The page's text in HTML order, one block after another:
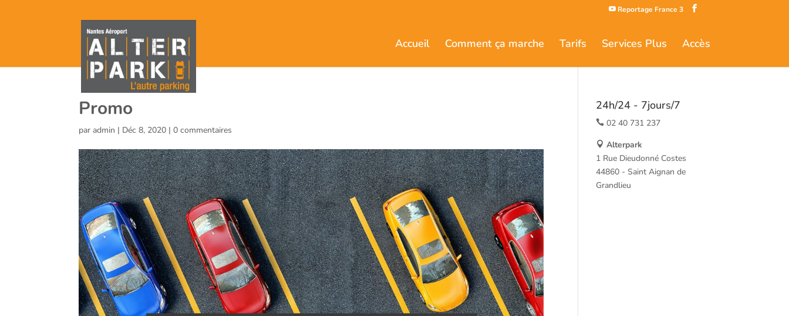
Reportage France 3
Accueil Comment ça marche Tarifs Services Plus Accès
Promo
paradmin | Déc 8, 2020 |0 commentaires
24h/24 - 7jours/7
02 40 731 237
Alterpark
1 Rue Dieudonné Costes
44860 - Saint Aignan de
Grandlieu